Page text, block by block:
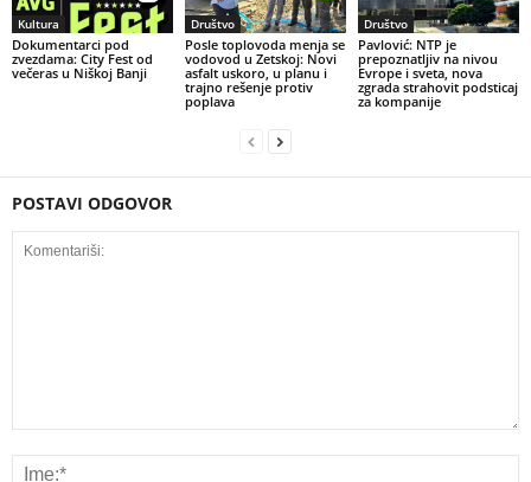
Kultura
Dokumentarci pod
zvezdama: City Fest od
večeras u Niškoj Banji
Društvo
Posle toplovoda menja se
vodovod u Zetskoj: Novi
asfalt uskoro, u planu i
trajno rešenje protiv
poplava
Društvo
Pavlović: NTP je
prepoznatljiv na nivou
Evrope i sveta, nova
zgrada strahovit podsticaj
za kompanije
POSTAVI ODGOVOR